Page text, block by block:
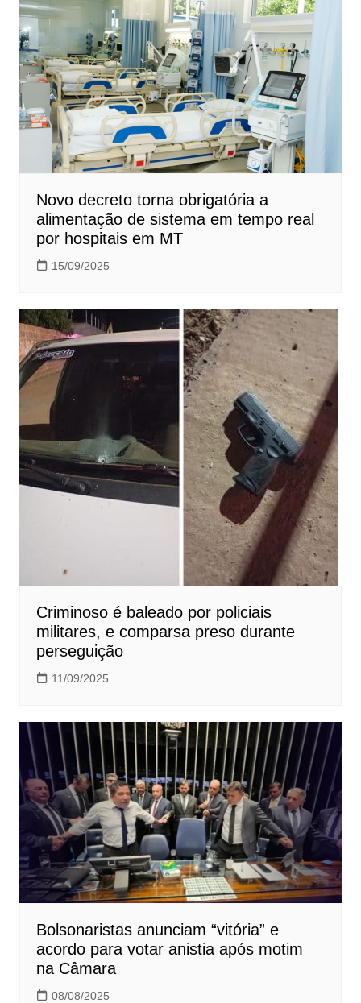
Novo decreto torna obrigatória a
alimentação de sistema em tempo real
por hospitais em MT
15/09/2025
Criminoso é baleado por policiais
militares, e comparsa preso durante
perseguição
11/09/2025
Bolsonaristas anunciam “vitória” e
acordo para votar anistia após motim
na Câmara
08/08/2025